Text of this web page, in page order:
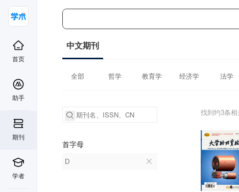
首页
助手
期刊
学者
中文期刊
全部 哲学 教育学 经济学 法学
首字母
D
找到约3条相